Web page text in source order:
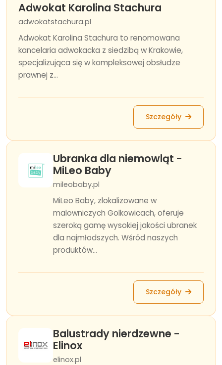
Adwokat Karolina Stachura
adwokatstachura.pl
Adwokat Karolina Stachura to renomowana
kancelaria adwokacka z siedzibą w Krakowie,
specjalizująca się w kompleksowej obsłudze
prawnej z...
Szczegóły
Ubranka dla niemowląt -
MiLeo Baby
mileobaby.pl
MiLeo Baby, zlokalizowane w
malowniczych Golkowicach, oferuje
szeroką gamę wysokiej jakości ubranek
dla najmłodszych. Wśród naszych
produktów...
Szczegóły
Balustrady nierdzewne -
Elinox
elinox.pl